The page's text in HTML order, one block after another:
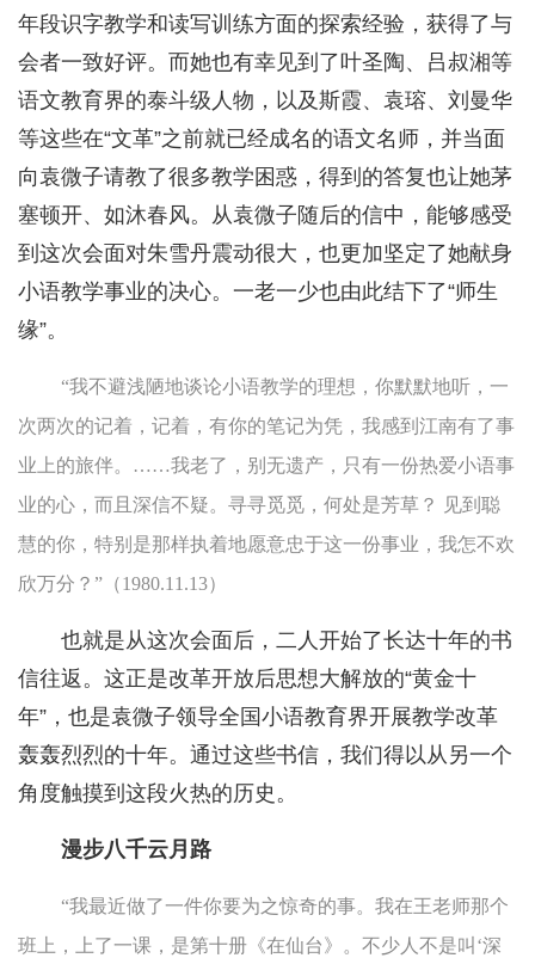
年段识字教学和读写训练方面的探索经验，获得了与
会者一致好评。而她也有幸见到了叶圣陶、吕叔湘等
语文教育界的泰斗级人物，以及斯霞、袁瑢、刘曼华
等这些在“文革”之前就已经成名的语文名师，并当面
向袁微子请教了很多教学困惑，得到的答复也让她茅
塞顿开、如沐春风。从袁微子随后的信中，能够感受
到这次会面对朱雪丹震动很大，也更加坚定了她献身
小语教学事业的决心。一老一少也由此结下了“师生
缘”。
“我不避浅陋地谈论小语教学的理想，你默默地听，一
次两次的记着，记着，有你的笔记为凭，我感到江南有了事
业上的旅伴。……我老了，别无遗产，只有一份热爱小语事
业的心，而且深信不疑。寻寻觅觅，何处是芳草？ 见到聪
慧的你，特别是那样执着地愿意忠于这一份事业，我怎不欢
欣万分？”（1980.11.13）
也就是从这次会面后，二人开始了长达十年的书
信往返。这正是改革开放后思想大解放的“黄金十
年”，也是袁微子领导全国小语教育界开展教学改革
轰轰烈烈的十年。通过这些书信，我们得以从另一个
角度触摸到这段火热的历史。
漫步八千云月路
“我最近做了一件你要为之惊奇的事。我在王老师那个
班上，上了一课，是第十册《在仙台》。不少人不是叫‘深